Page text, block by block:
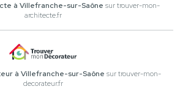
à Villefranche-sur-Saône sur trouver-mon-
architecte.fr
à Villefranche-sur-Saône sur trouver-mon-
decorateur.fr